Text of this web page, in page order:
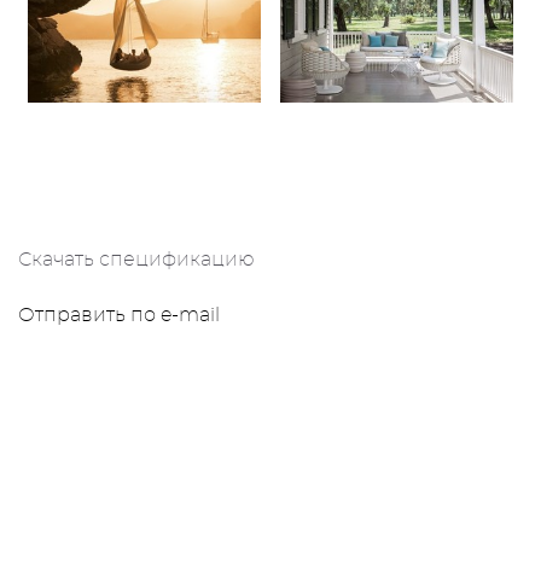
Скачать спецификацию
Отправить по e-mail